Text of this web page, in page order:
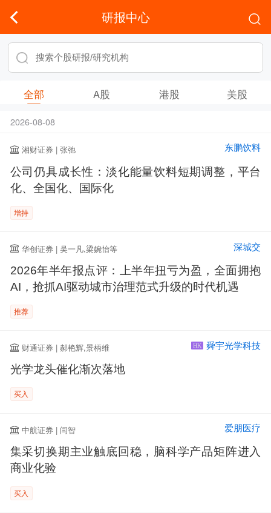
研报中心
全部 A股 港股 美股
2026-08-08
湘财证券 | 张弛 东鹏饮料
公司仍具成长性：淡化能量饮料短期调整，平台
化、全国化、国际化
增持
华创证券 | 吴一凡,梁婉怡等 深城交
2026年半年报点评：上半年扭亏为盈，全面拥抱
AI，抢抓AI驱动城市治理范式升级的时代机遇
推荐
财通证券 | 郝艳辉,景柄维 HK 舜宇光学科技
光学龙头催化渐次落地
买入
中航证券 | 闫智 爱朋医疗
集采切换期主业触底回稳，脑科学产品矩阵进入
商业化验
买入